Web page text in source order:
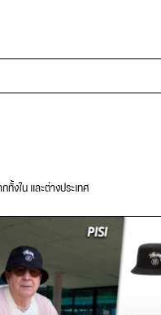
งใน และต่างประเทศ